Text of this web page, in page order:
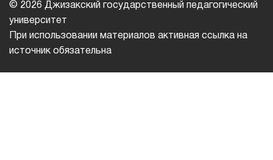
© 2026 Джизакский государственный педагогический
университет
При использовании материалов активная ссылка на
источник обязательна